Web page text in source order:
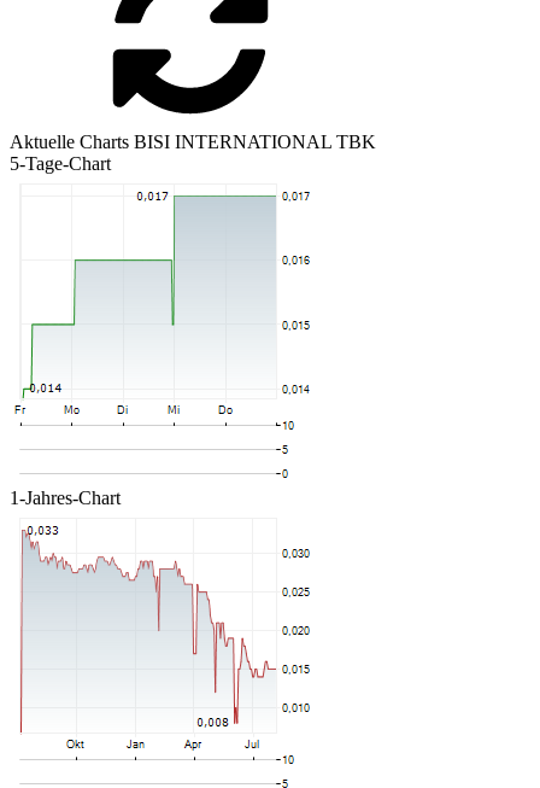
Aktuelle Charts BISI INTERNATIONAL TBK
5-Tage-Chart
1-Jahres-Chart